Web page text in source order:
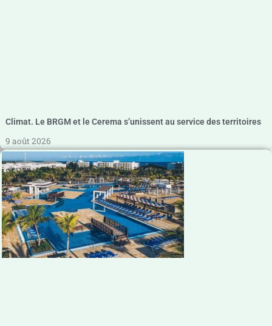
Climat. Le BRGM et le Cerema s’unissent au service des territoires
9 août 2026